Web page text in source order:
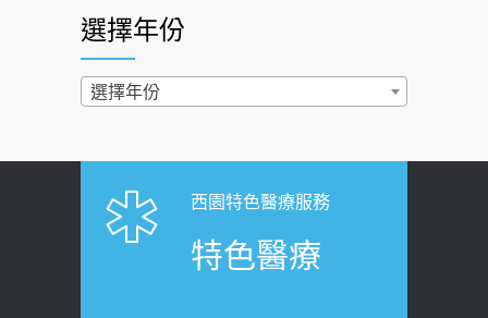
西園醫院55周年 7／10捐血公益活動 邀
民眾熱血響應
2026-06-30
健康肛門痛都是痔瘡?醫談瘍瘍瘻管與肛
裂差異 逾50歲民眾可做1事
2022-02-17
過量維生素D和鈣恐罹癌? 醫師釋
「落枕」不要大力按脖子！ 1招「伸
展運動」預防落枕
選擇年份
選擇年份
西園特色醫療服務
特色醫療